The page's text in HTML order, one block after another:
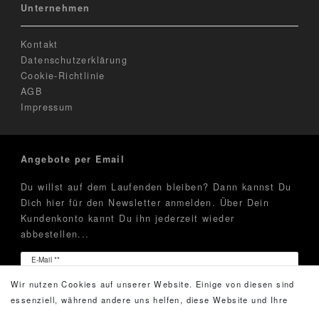
Unternehmen
Kontakt
Datenschutzerklärung
Cookie-Richtlinie
AGB
Impressum
Angebote per Email
Du willst auf dem Laufenden bleiben? Dann kannst Du
Dich hier für den Newsletter anmelden. Über Dein
Kundenkonto kannt Du ihn jederzeit wieder
abbestellen...
E-Mail **
Newsletter
Hiermit bestätige ich, dass ich die
Daten­schutz­erklärung
Wir nutzen Cookies auf unserer Website. Einige von diesen sind
essenziell, während andere uns helfen, diese Website und Ihre